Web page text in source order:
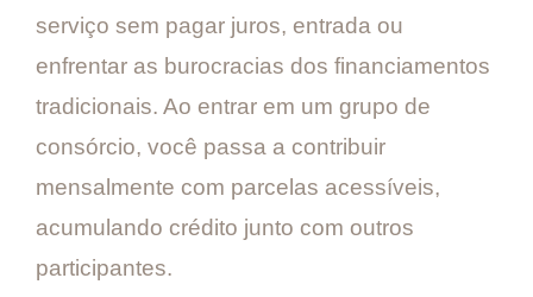
serviço sem pagar juros, entrada ou
enfrentar as burocracias dos financiamentos
tradicionais. Ao entrar em um grupo de
consórcio, você passa a contribuir
mensalmente com parcelas acessíveis,
acumulando crédito junto com outros
participantes.